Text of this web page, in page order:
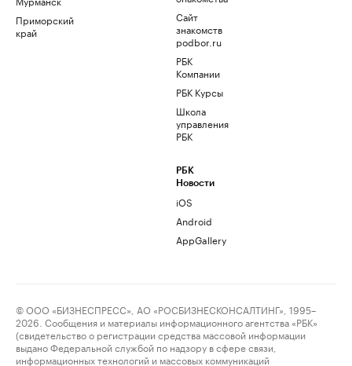
Приморский
край
Сайт
знакомств
podbor.ru
РБК
Компании
РБК Курсы
Школа
управления
РБК
РБК
Новости
iOS
Android
AppGallery
© ООО «БИЗНЕСПРЕСС», АО «РОСБИЗНЕСКОНСАЛТИНГ», 1995–
2026. Сообщения и материалы информационного агентства «РБК»
(свидетельство о регистрации средства массовой информации
выдано Федеральной службой по надзору в сфере связи,
информационных технологий и массовых коммуникаций